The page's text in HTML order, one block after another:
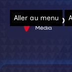
Aller au menu